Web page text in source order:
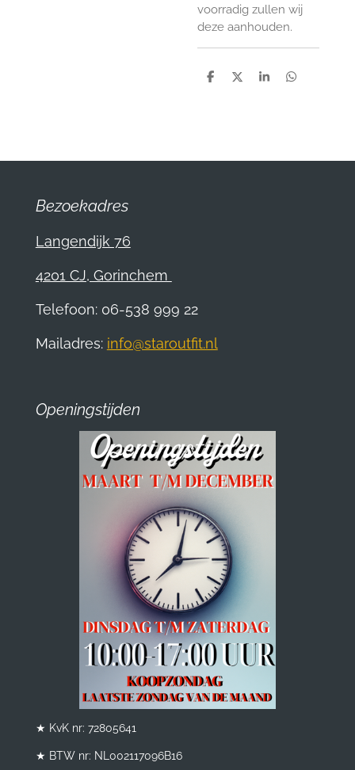
voorradig zullen wij
deze aanhouden.
D
D
S
D
Bezoekadres
Langendijk 76
4201 CJ, Gorinchem
Telefoon: 06-538 999 22
Mailadres: info@staroutfit.nl
Openingstijden
★ KvK nr: 72805641
★ BTW nr: NL002117096B16